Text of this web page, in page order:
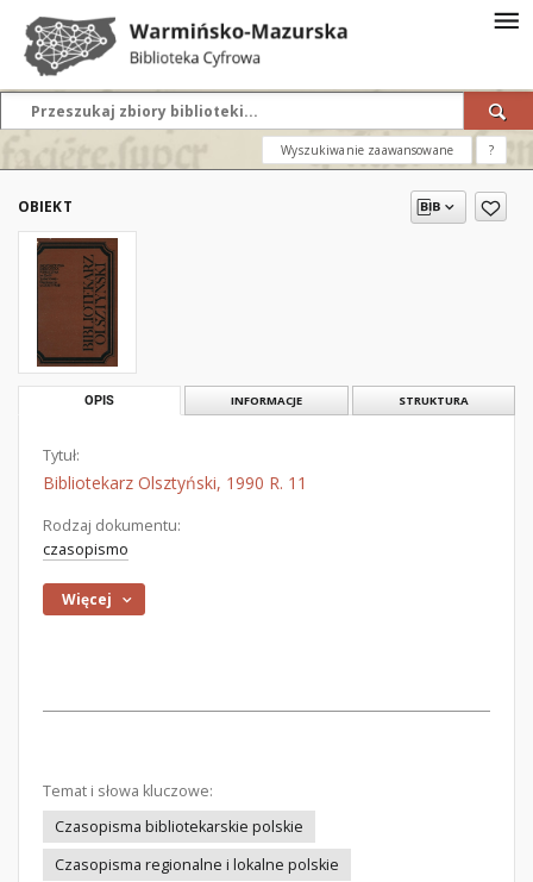
Wyszukiwanie zaawansowane ?
OBIEKT
OPIS INFORMACJE STRUKTURA
Tytuł:
Bibliotekarz Olsztyński, 1990 R. 11
Rodzaj dokumentu:
czasopismo
Więcej
Temat i słowa kluczowe:
Czasopisma bibliotekarskie polskie
Czasopisma regionalne i lokalne polskie